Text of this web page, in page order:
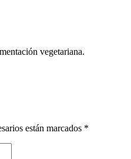
vegetariana.
están marcados *